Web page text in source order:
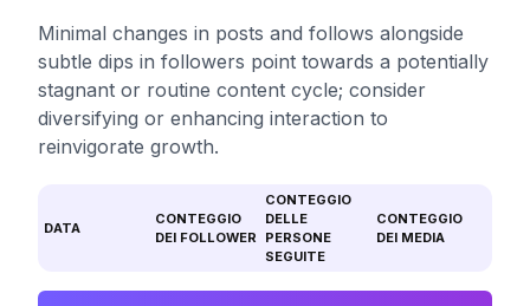
Minimal changes in posts and follows alongside
subtle dips in followers point towards a potentially
stagnant or routine content cycle; consider
diversifying or enhancing interaction to
reinvigorate growth.
DATA
CONTEGGIO
DEI FOLLOWER
CONTEGGIO
DELLE
PERSONE
SEGUITE
CONTEGGIO
DEI MEDIA